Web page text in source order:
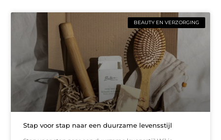
BEAUTY EN VERZORGING
Stap voor stap naar een duurzame levensstijl